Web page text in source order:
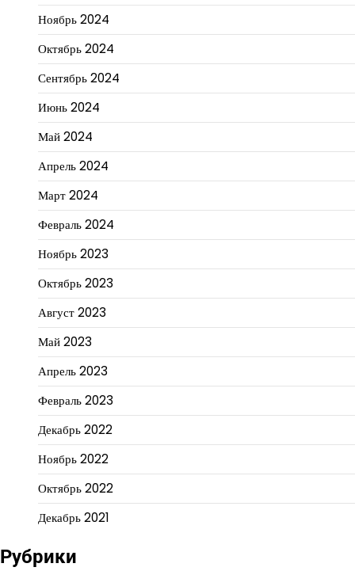
Ноябрь 2024
Октябрь 2024
Сентябрь 2024
Июнь 2024
Май 2024
Апрель 2024
Март 2024
Февраль 2024
Ноябрь 2023
Октябрь 2023
Август 2023
Май 2023
Апрель 2023
Февраль 2023
Декабрь 2022
Ноябрь 2022
Октябрь 2022
Декабрь 2021
Рубрики